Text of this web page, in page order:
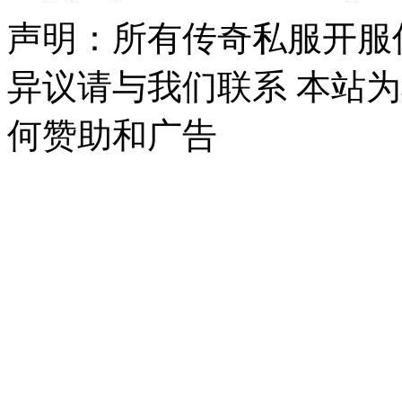
声明：所有传奇私服开
异议请与我们联系 本站
何赞助和广告